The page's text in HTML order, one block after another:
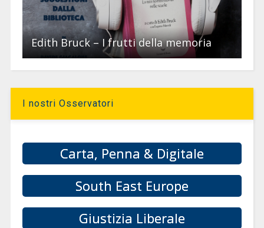
Edith Bruck – I frutti della memoria
I nostri Osservatori
Carta, Penna & Digitale
South East Europe
Giustizia Liberale